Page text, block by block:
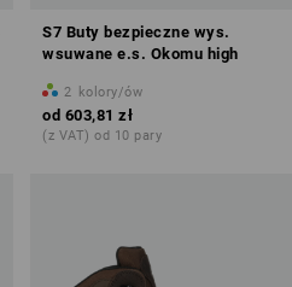
S7 Buty bezpieczne wys.
wsuwane e.s. Okomu high
2 kolory/ów
od 603,81 zł
(z VAT) od 10 pary